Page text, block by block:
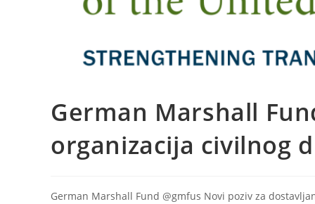
German Marshall
organizacija civilnog
German Marshall Fund @gmfus Novi poziv za